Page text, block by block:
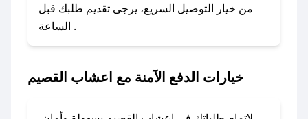
### كيفية استخدام كود خصم اعشاب القصيم؟
1. انسخ كود الخصم من تطبيق صحصح.
2. الصقه في خانة الدفع عند التسوق من اعشاب
من خيار التوصيل السريع، يرجى تقديم طلبك قبل
الساعة .
خيارات الدفع الآمنة مع اعشاب القصيم